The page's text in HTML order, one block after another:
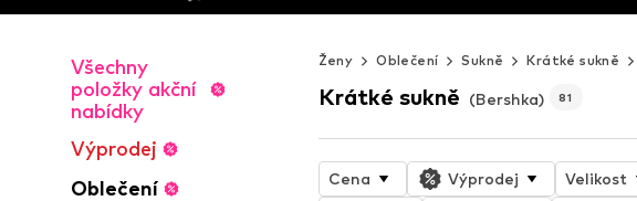
Všechny
položky akční
nabídky
Výprodej
Oblečení
Ženy Oblečení Sukně Krátké sukně
Krátké sukně (Bershka) 81
Cena Výprodej Velikost